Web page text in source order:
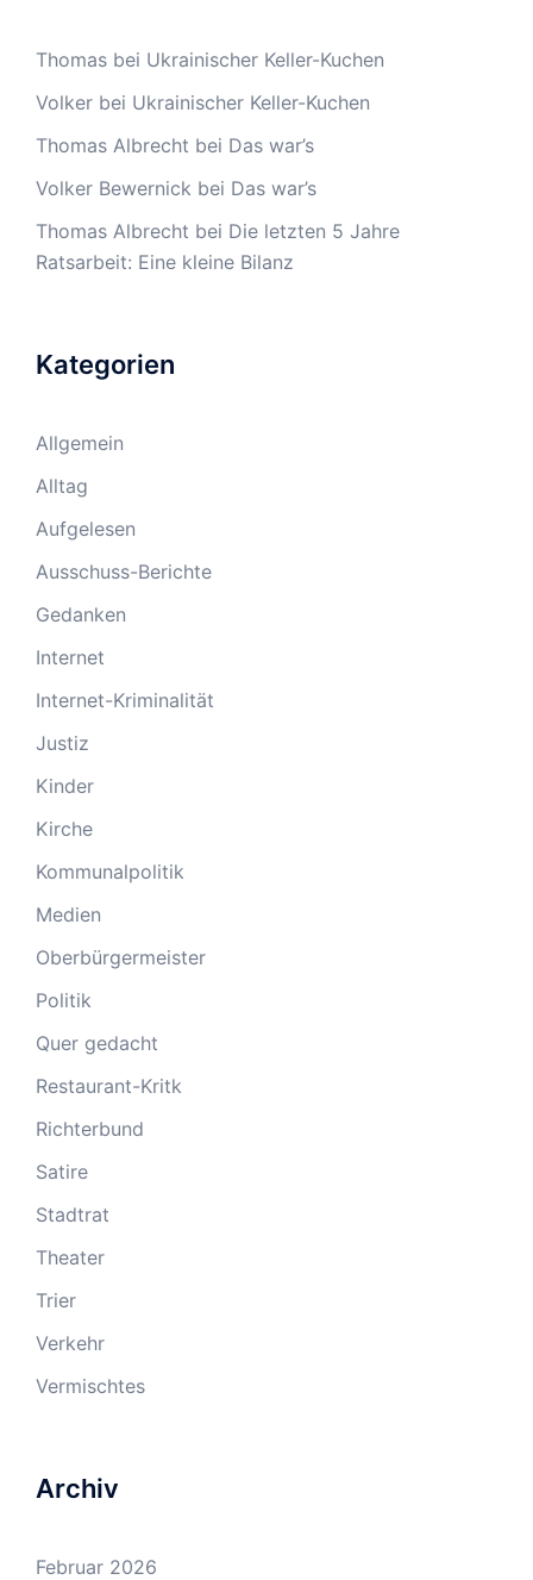
Thomas bei Ukrainischer Keller-Kuchen
Volker bei Ukrainischer Keller-Kuchen
Thomas Albrecht bei Das war’s
Volker Bewernick bei Das war’s
Thomas Albrecht bei Die letzten 5 Jahre
Ratsarbeit: Eine kleine Bilanz
Kategorien
Allgemein
Alltag
Aufgelesen
Ausschuss-Berichte
Gedanken
Internet
Internet-Kriminalität
Justiz
Kinder
Kirche
Kommunalpolitik
Medien
Oberbürgermeister
Politik
Quer gedacht
Restaurant-Kritk
Richterbund
Satire
Stadtrat
Theater
Trier
Verkehr
Vermischtes
Archiv
Februar 2026